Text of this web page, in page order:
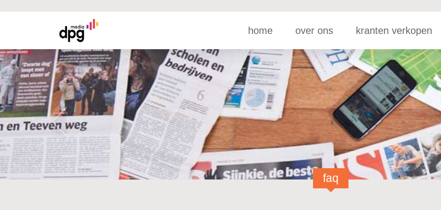
home over ons kranten verkopen
faq